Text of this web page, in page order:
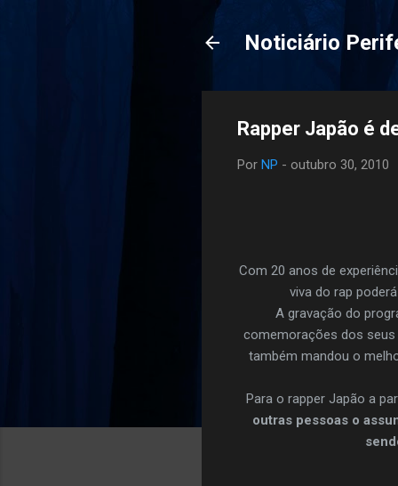
Noticiário
Rapper Japão é
Por NP - outubro 30, 2010
Com 20 anos de
viva do rap
A gravação do
comemorações dos seus
também mandou o
Para o rapper Japão a
outras pessoas o